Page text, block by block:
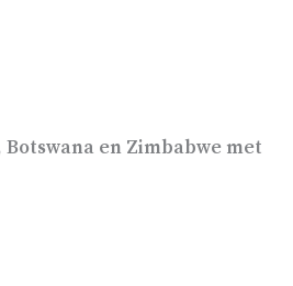
en Zimbabwe met